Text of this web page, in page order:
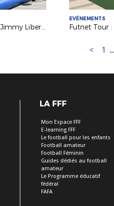
Futnet Tour : l'interview de Jimmy Libert (Entr. adj. Equipe France Futnet)
EVÉNEMENTS
< 1 ...
LA FFF
Mon Espace FFF
E-learning FFF
Le football pour les enfants
Football amateur
Football Féminin
Guides dédiés au football
amateur
Le Programme éducatif
fédéral
FAFA